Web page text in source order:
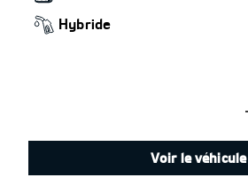
Hybride
Voir le véhicule